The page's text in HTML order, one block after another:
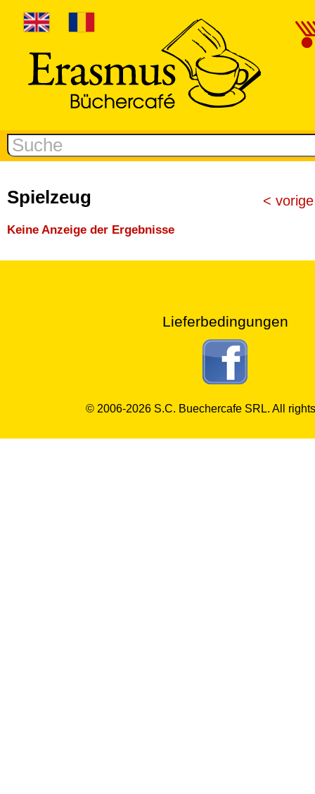
<
Spielzeug
Keine Anzeige der Ergebnisse
Lieferbedingungen
© 2006-2026 S.C. Buechercafe SRL. All